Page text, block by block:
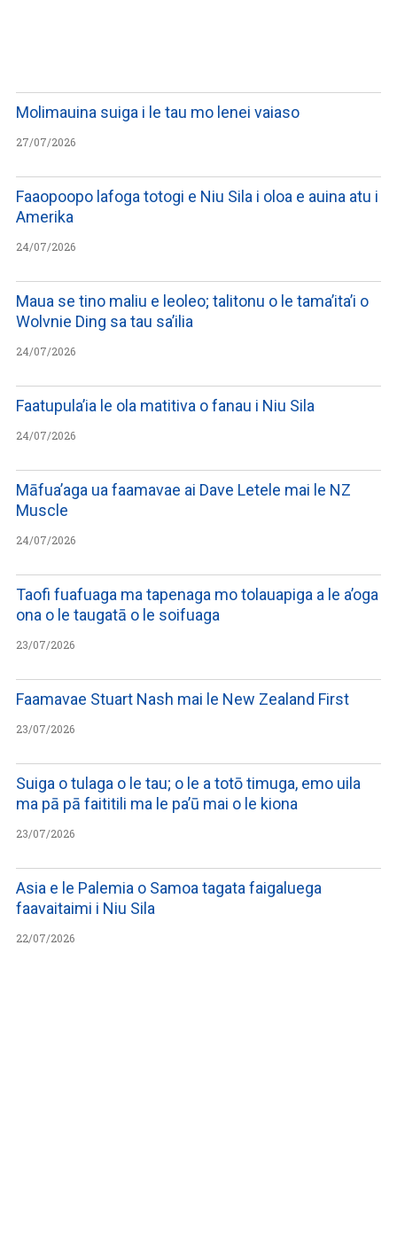
Molimauina suiga i le tau mo lenei vaiaso
27/07/2026
Faaopoopo lafoga totogi e Niu Sila i oloa e auina atu i
Amerika
24/07/2026
Maua se tino maliu e leoleo; talitonu o le tama’ita’i o
Wolvnie Ding sa tau sa’ilia
24/07/2026
Faatupula’ia le ola matitiva o fanau i Niu Sila
24/07/2026
Māfua’aga ua faamavae ai Dave Letele mai le NZ
Muscle
24/07/2026
Taofi fuafuaga ma tapenaga mo tolauapiga a le a’oga
ona o le taugatā o le soifuaga
23/07/2026
Faamavae Stuart Nash mai le New Zealand First
23/07/2026
Suiga o tulaga o le tau; o le a totō timuga, emo uila
ma pā pā faititili ma le pa’ū mai o le kiona
23/07/2026
Asia e le Palemia o Samoa tagata faigaluega
faavaitaimi i Niu Sila
22/07/2026